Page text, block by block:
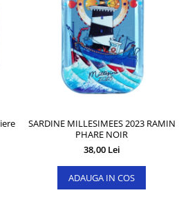
SARDINE MILLESIMEES 2023 RAMIN
PHARE NOIR
38,00 Lei
ADAUGA IN COS